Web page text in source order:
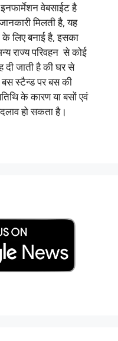
वेबसाईट है
मिलती है, यह
के लिए बनाई है, इसका
राज्य परिवहन से कोई
दी जाती है की घर से
स्टैन्ड पर बस की
के कारण या बसों एवं
हो सकता है।